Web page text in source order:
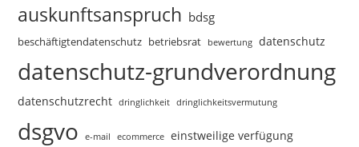
auskunftsanspruch bdsg
beschäftigtendatenschutz betriebsrat bewertung datenschutz
datenschutz-grundverordnung
datenschutzrecht dringlichkeit dringlichkeitsvermutung
dsgvo e-mail ecommerce einstweilige verfügung